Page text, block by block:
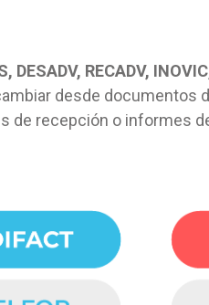
DESADV, RECADV,
desde
de recepción o informes